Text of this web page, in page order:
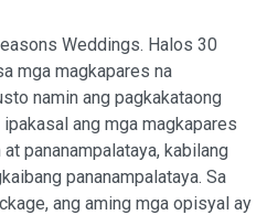
Weddings. Halos 30
mga magkapares na
namin ang pagkakataong
ang mga magkapares
pananampalataya, kabilang
pananampalataya. Sa
ang aming mga opisyal ay